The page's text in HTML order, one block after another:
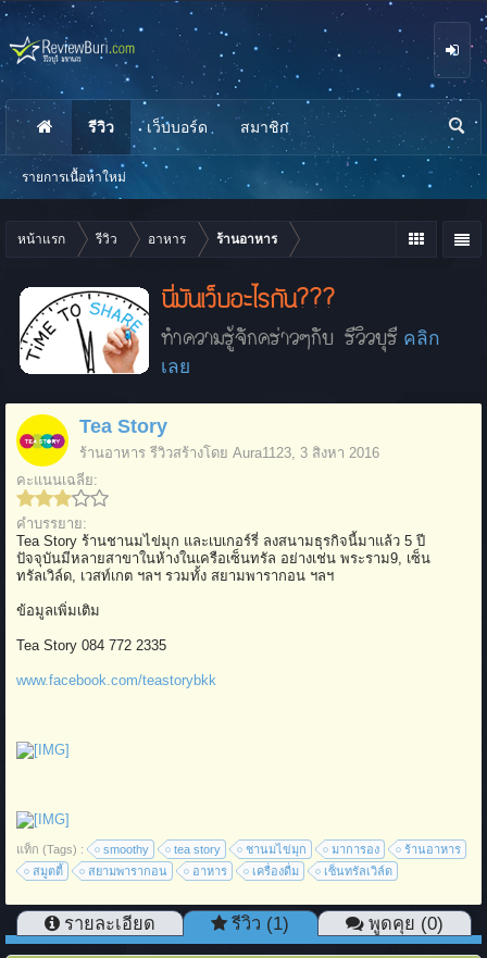
หน้าแรก รีวิว อาหาร ร้านอาหาร
นี่มันเว็บอะไรกัน???
ทำความรู้จักคร่าวๆกับ รีวิวบุรี คลิก
เลย
Tea Story
ร้านอาหาร รีวิวสร้างโดย Aura1123, 3 สิงหา 2016
คะแนนเฉลี่ย:
คำบรรยาย:
Tea Story ร้านชานมไข่มุก และเบเกอร์รี่ ลงสนามธุรกิจนี้มาแล้ว 5 ปี
ปัจจุบันมีหลายสาขาในห้างในเครือเซ็นทรัล อย่างเช่น พระราม9, เซ็น
ทรัลเวิล์ด, เวสท์เกต ฯลฯ รวมทั้ง สยามพารากอน ฯลฯ
ข้อมูลเพิ่มเติม
Tea Story 084 772 2335
www.facebook.com/teastorybkk
แท็ก (Tags) : smoothy tea story ชานมไข่มุก มาการอง
ร้านอาหาร
สมูตตี้
สยามพารากอน อาหาร เครื่องดื่ม เซ็นทรัลเวิล์ด
รายละเอียด รีวิว (1) พูดคุย (0)
รีวิว
รายการเนื้อหาใหม่
เว็บบอร์ด สมาชิก
นห
า